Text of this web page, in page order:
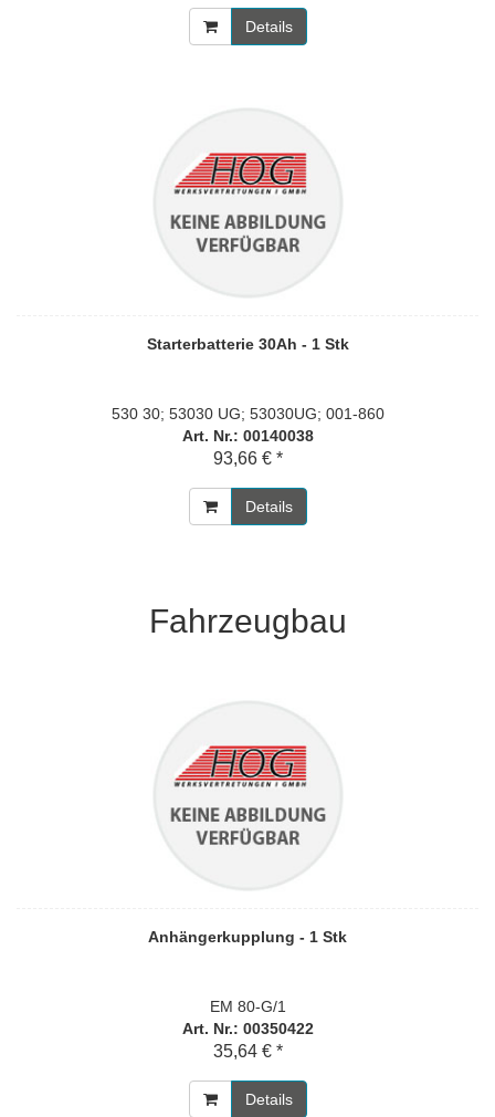
Details
Starterbatterie 30Ah - 1 Stk
530 30; 53030 UG; 53030UG; 001-860
Art. Nr.: 00140038
93,66 € *
Details
Fahrzeugbau
Anhängerkupplung - 1 Stk
EM 80-G/1
Art. Nr.: 00350422
35,64 € *
Details